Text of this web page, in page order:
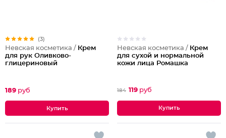
(3)
Невская косметика / Крем
для рук Оливково-
глицериновый
189 руб
Невская косметика / Крем
для сухой и нормальной
кожи лица Ромашка
184 119 руб